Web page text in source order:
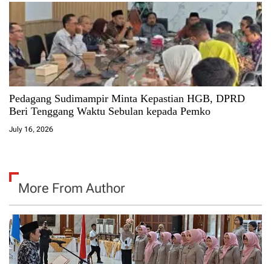
Pedagang Sudimampir Minta Kepastian HGB, DPRD
Beri Tenggang Waktu Sebulan kepada Pemko
July 16, 2026
More From Author